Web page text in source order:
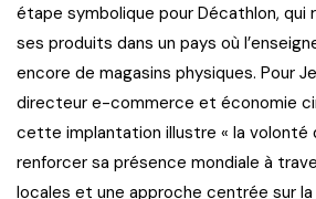
étape symbolique pour Décathlon, qui
ses produits dans un pays où
encore de magasins physiques. Pour
directeur e-commerce et économie
cette implantation illustre « la volonté
renforcer sa présence mondiale à
locales et une approche centrée sur la